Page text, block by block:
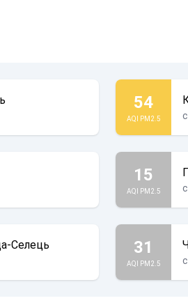
54
AQI PM2.5
15
AQI PM2.5
Селець 31
AQI PM2.5